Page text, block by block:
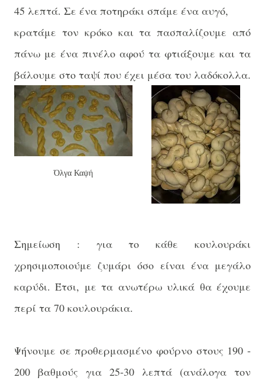
45 λεπτά. Σε ένα ποτηράκι σπάμε ένα αυγό,
κρατάμε τον κρόκο και τα πασπαλίζουμε από
πάνω με ένα πινέλο αφού τα φτιάξουμε και τα
βάλουμε στο ταψί που έχει μέσα του λαδόκολλα.
Όλγα Καψή
Σημείωση : για το κάθε κουλουράκι
χρησιμοποιούμε ζυμάρι όσο είναι ένα μεγάλο
καρύδι. Έτσι, με τα ανωτέρω υλικά θα έχουμε
περί τα 70 κουλουράκια.
Ψήνουμε σε προθερμασμένο φούρνο στους 190 -
200 βαθμούς για 25-30 λεπτά (ανάλογα τον